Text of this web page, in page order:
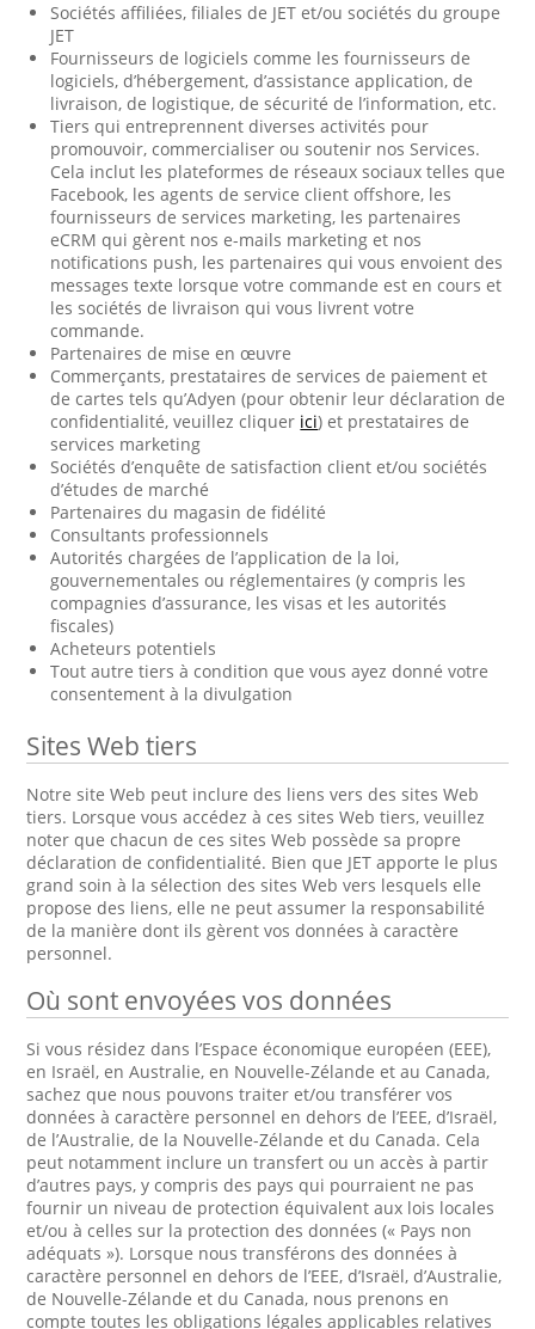
Sociétés affiliées, filiales de JET et/ou sociétés du groupe
JET
Fournisseurs de logiciels comme les fournisseurs de
logiciels, d’hébergement, d’assistance application, de
livraison, de logistique, de sécurité de l’information, etc.
Tiers qui entreprennent diverses activités pour
promouvoir, commercialiser ou soutenir nos Services.
Cela inclut les plateformes de réseaux sociaux telles que
Facebook, les agents de service client offshore, les
fournisseurs de services marketing, les partenaires
eCRM qui gèrent nos e-mails marketing et nos
notifications push, les partenaires qui vous envoient des
messages texte lorsque votre commande est en cours et
les sociétés de livraison qui vous livrent votre
commande.
Partenaires de mise en œuvre
Commerçants, prestataires de services de paiement et
de cartes tels qu’Adyen (pour obtenir leur déclaration de
confidentialité, veuillez cliquer ici) et prestataires de
services marketing
Sociétés d’enquête de satisfaction client et/ou sociétés
d’études de marché
Partenaires du magasin de fidélité
Consultants professionnels
Autorités chargées de l’application de la loi,
gouvernementales ou réglementaires (y compris les
compagnies d’assurance, les visas et les autorités
fiscales)
Acheteurs potentiels
Tout autre tiers à condition que vous ayez donné votre
consentement à la divulgation
Sites Web tiers
Notre site Web peut inclure des liens vers des sites Web
tiers. Lorsque vous accédez à ces sites Web tiers, veuillez
noter que chacun de ces sites Web possède sa propre
déclaration de confidentialité. Bien que JET apporte le plus
grand soin à la sélection des sites Web vers lesquels elle
propose des liens, elle ne peut assumer la responsabilité
de la manière dont ils gèrent vos données à caractère
personnel.
Où sont envoyées vos données
Si vous résidez dans l’Espace économique européen (EEE),
en Israël, en Australie, en Nouvelle-Zélande et au Canada,
sachez que nous pouvons traiter et/ou transférer vos
données à caractère personnel en dehors de l’EEE, d’Israël,
de l’Australie, de la Nouvelle-Zélande et du Canada. Cela
peut notamment inclure un transfert ou un accès à partir
d’autres pays, y compris des pays qui pourraient ne pas
fournir un niveau de protection équivalent aux lois locales
et/ou à celles sur la protection des données (« Pays non
adéquats »). Lorsque nous transférons des données à
caractère personnel en dehors de l’EEE, d’Israël, d’Australie,
de Nouvelle-Zélande et du Canada, nous prenons en
compte toutes les obligations légales applicables relatives